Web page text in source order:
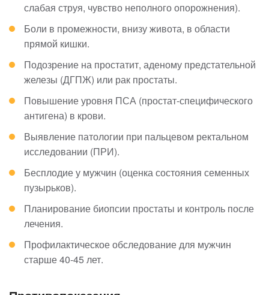
слабая струя, чувство неполного опорожнения).
Боли в промежности, внизу живота, в области
прямой кишки.
Подозрение на простатит, аденому предстательной
железы (ДГПЖ) или рак простаты.
Повышение уровня ПСА (простат-специфического
антигена) в крови.
Выявление патологии при пальцевом ректальном
исследовании (ПРИ).
Бесплодие у мужчин (оценка состояния семенных
пузырьков).
Планирование биопсии простаты и контроль после
лечения.
Профилактическое обследование для мужчин
старше 40-45 лет.